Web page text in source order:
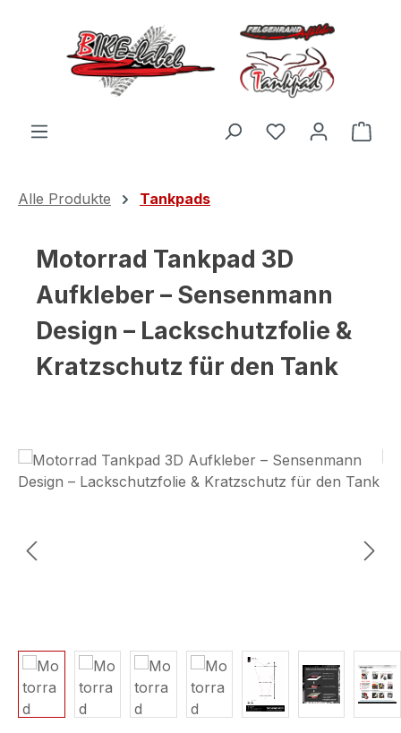
Zum Hauptinhalt springen
Du hast 0
Alle Produkte Tankpads
Motorrad Tankpad 3D
Aufkleber – Sensenmann
Design – Lackschutzfolie &
Kratzschutz für den Tank
Bildergalerie überspringen